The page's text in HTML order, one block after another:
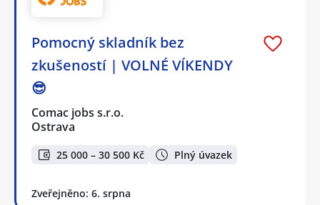
Pomocný skladník bez
zkušeností | VOLNÉ VÍKENDY
😎
Comac jobs s.r.o.
Ostrava
25 000 – 30 500 Kč Plný úvazek
Zveřejněno: 6. srpna